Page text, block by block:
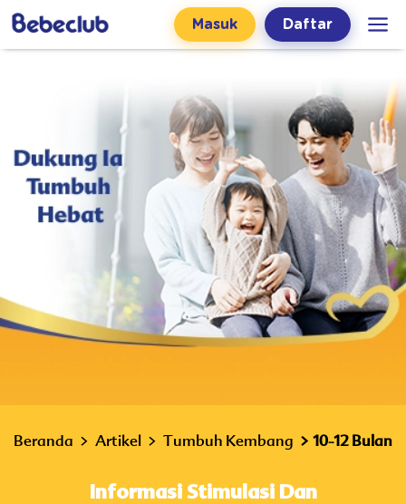
Masuk Daftar
Beranda Artikel Tumbuh Kembang 10-12 Bulan
Informasi Stimulasi Dan